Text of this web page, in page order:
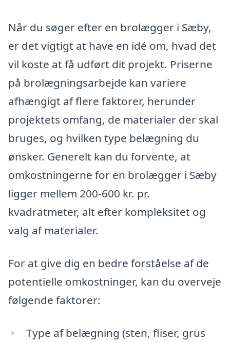
Når du søger efter en brolægger i Sæby,
er det vigtigt at have en idé om, hvad det
vil koste at få udført dit projekt. Priserne
på brolægningsarbejde kan variere
afhængigt af flere faktorer, herunder
projektets omfang, de materialer der skal
bruges, og hvilken type belægning du
ønsker. Generelt kan du forvente, at
omkostningerne for en brolægger i Sæby
ligger mellem 200-600 kr. pr.
kvadratmeter, alt efter kompleksitet og
valg af materialer.
For at give dig en bedre forståelse af de
potentielle omkostninger, kan du overveje
følgende faktorer:
Type af belægning (sten, fliser, grus